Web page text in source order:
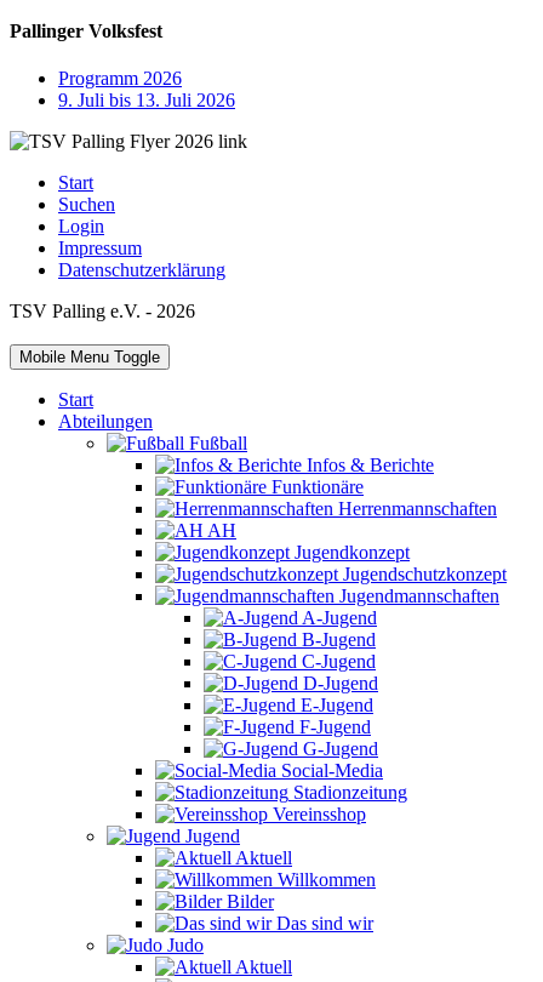
Pallinger Volksfest
Programm 2026
9. Juli bis 13. Juli 2026
Start
Suchen
Login
Impressum
Datenschutzerklärung
TSV Palling e.V. - 2026
Mobile Menu Toggle
Start
Abteilungen
Fußball
Infos & Berichte
Funktionäre
Herrenmannschaften
AH
Jugendkonzept
Jugendschutzkonzept
Jugendmannschaften
A-Jugend
B-Jugend
C-Jugend
D-Jugend
E-Jugend
F-Jugend
G-Jugend
Social-Media
Stadionzeitung
Vereinsshop
Jugend
Aktuell
Willkommen
Bilder
Das sind wir
Judo
Aktuell